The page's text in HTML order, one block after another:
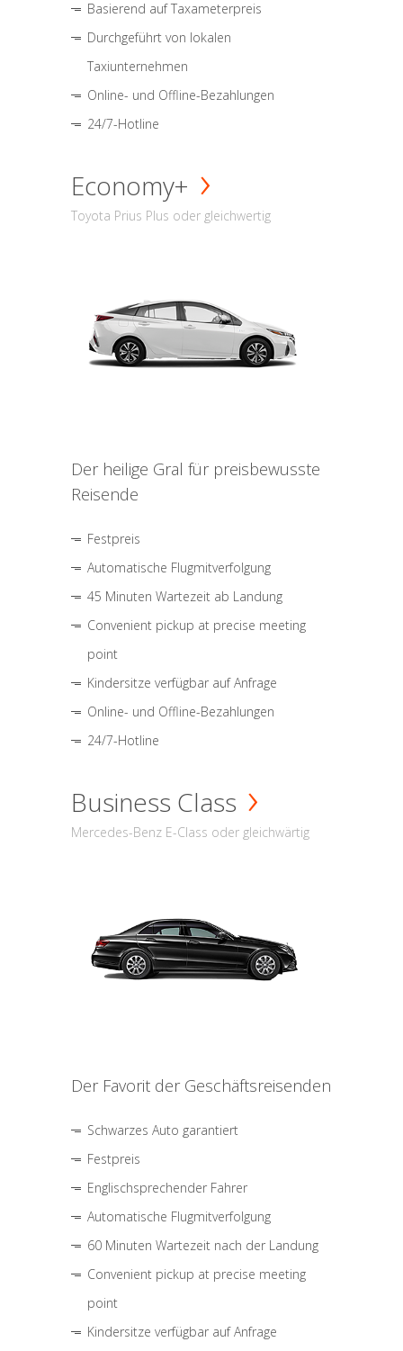
Basierend auf Taxameterpreis
Durchgeführt von lokalen
Taxiunternehmen
Online- und Offline-Bezahlungen
24/7-Hotline
Economy+
Toyota Prius Plus oder gleichwertig
Der heilige Gral für preisbewusste
Reisende
Festpreis
Automatische Flugmitverfolgung
45 Minuten Wartezeit ab Landung
Convenient pickup at precise meeting
point
Kindersitze verfügbar auf Anfrage
Online- und Offline-Bezahlungen
24/7-Hotline
Business Class
Mercedes-Benz E-Class oder gleichwärtig
Der Favorit der Geschäftsreisenden
Schwarzes Auto garantiert
Festpreis
Englischsprechender Fahrer
Automatische Flugmitverfolgung
60 Minuten Wartezeit nach der Landung
Convenient pickup at precise meeting
point
Kindersitze verfügbar auf Anfrage